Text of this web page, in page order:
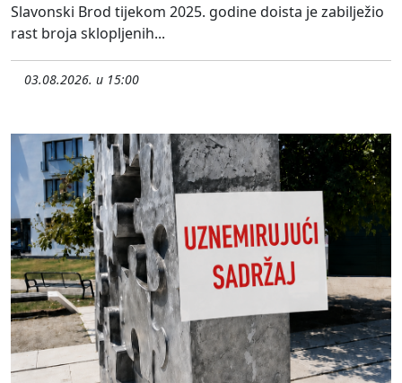
Slavonski Brod tijekom 2025. godine doista je zabilježio
rast broja sklopljenih...
03.08.2026. u 15:00